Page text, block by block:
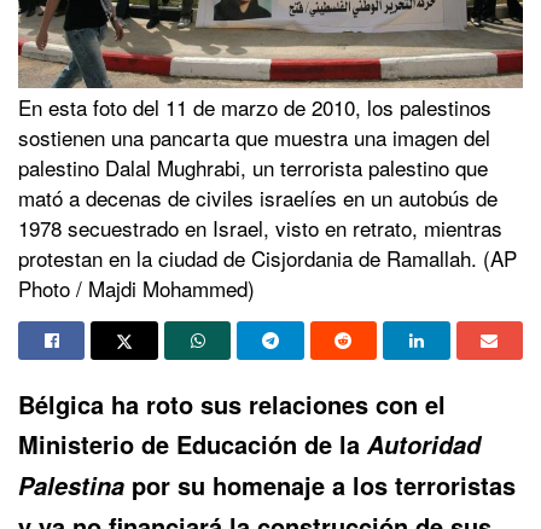
En esta foto del 11 de marzo de 2010, los palestinos
sostienen una pancarta que muestra una imagen del
palestino Dalal Mughrabi, un terrorista palestino que
mató a decenas de civiles israelíes en un autobús de
1978 secuestrado en Israel, visto en retrato, mientras
protestan en la ciudad de Cisjordania de Ramallah. (AP
Photo / Majdi Mohammed)
Bélgica ha roto sus relaciones con el
Ministerio de Educación de la Autoridad
Palestina por su homenaje a los terroristas